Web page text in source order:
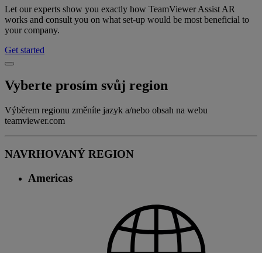
Let our experts show you exactly how TeamViewer Assist AR
works and consult you on what set-up would be most beneficial to
your company.
Get started
Vyberte prosím svůj region
Výběrem regionu změníte jazyk a/nebo obsah na webu
teamviewer.com
NAVRHOVANÝ REGION
Americas